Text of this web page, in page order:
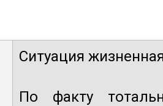
Ситуация
По факту